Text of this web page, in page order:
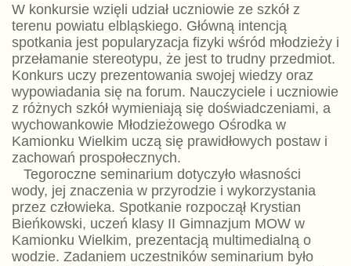
W konkursie wzięli udział uczniowie ze szkół z
terenu powiatu elbląskiego. Główną intencją
spotkania jest popularyzacja fizyki wśród młodzieży i
przełamanie stereotypu, że jest to trudny przedmiot.
Konkurs uczy prezentowania swojej wiedzy oraz
wypowiadania się na forum. Nauczyciele i uczniowie
z różnych szkół wymieniają się doświadczeniami, a
wychowankowie Młodzieżowego Ośrodka w
Kamionku Wielkim uczą się prawidłowych postaw i
zachowań prospołecznych.
Tegoroczne seminarium dotyczyło własności
wody, jej znaczenia w przyrodzie i wykorzystania
przez człowieka. Spotkanie rozpoczął Krystian
Bieńkowski, uczeń klasy II Gimnazjum MOW w
Kamionku Wielkim, prezentacją multimedialną o
wodzie. Zadaniem uczestników seminarium było